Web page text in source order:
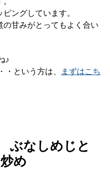
ングしています。
甘みがとってもよく合い
♪
・という方は、
まずはこち
ぶなしめじと
め